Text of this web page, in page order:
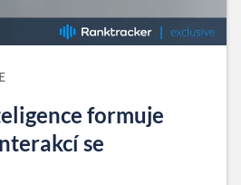
formuje
se